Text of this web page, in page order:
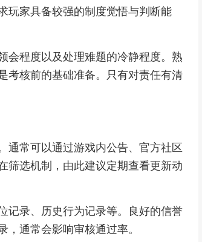
玩家具备较强的制度觉悟与判断能
会程度以及处理难题的冷静程度。熟
考核前的基础准备。只有对责任有清
通常可以通过游戏内公告、官方社区
筛选机制，由此建议定期查看更新动
记录、历史行为记录等。良好的信誉
通常会影响审核通过率。